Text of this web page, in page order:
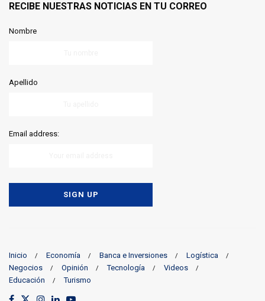
RECIBE NUESTRAS NOTICIAS EN TU CORREO
Nombre
Apellido
Email address:
Inicio Economía Banca e Inversiones
Logística
Negocios
Opinión Tecnología
Videos
Educación
Turismo